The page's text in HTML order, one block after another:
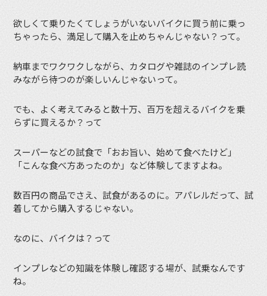
欲しくて乗りたくてしょうがいないバイクに買う前に乗っ
ちゃったら、満足して購入を止めちゃんじゃない？って。
納車までワクワクしながら、カタログや雑誌のインプレ読
みながら待つのが楽しいんじゃないって。
でも、よく考えてみると数十万、百万を超えるバイクを乗
らずに買えるか？って
スーパーなどの試食で「おお旨い、始めて食べたけど」
「こんな食べ方あったのか」など体験してますよね。
数百円の商品でさえ、試食があるのに。アパレルだって、試
着してから購入するじゃない。
なのに、バイクは？って
インプレなどの知識を体験し確認する場が、試乗なんです
ね。